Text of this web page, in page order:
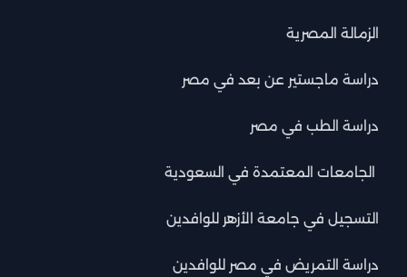
الزمالة المصرية
دراسة ماجستير عن بعد في مصر
دراسة الطب في مصر
الجامعات المعتمدة في السعودية
التسجيل في جامعة الأزهر للوافدين
دراسة التمريض في مصر للوافدين